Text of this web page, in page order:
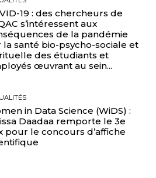
19 : des chercheurs de
s’intéressent aux
de la pandémie
la santé bio-psycho-sociale et
des étudiants et
œuvrant au sein...
in Data Science (WiDS) :
Daadaa remporte le 3e
pour le concours d’affiche